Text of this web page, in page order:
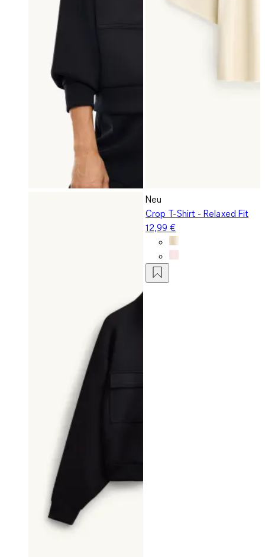
Neu
Crop T-Shirt - Relaxed Fit
12,99 €